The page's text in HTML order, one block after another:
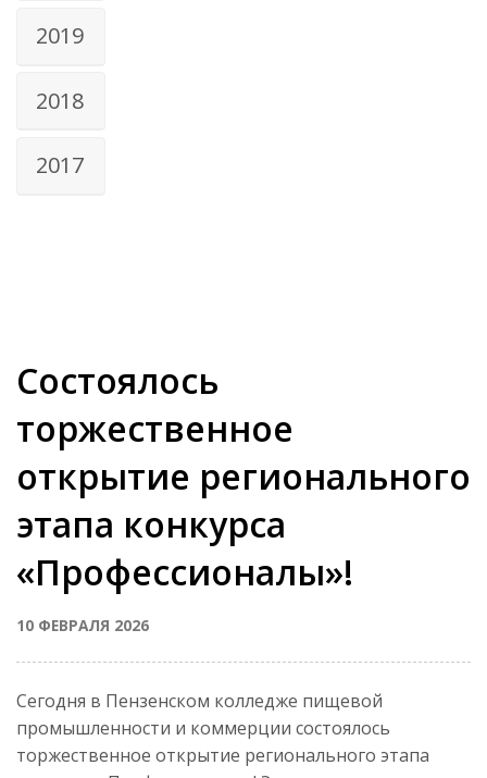
2019
2018
2017
Cостоялось
торжественное
открытие регионального
этапа конкурса
«Профессионалы»!
10 ФЕВРАЛЯ 2026
Сегодня в Пензенском колледже пищевой
промышленности и коммерции состоялось
торжественное открытие регионального этапа